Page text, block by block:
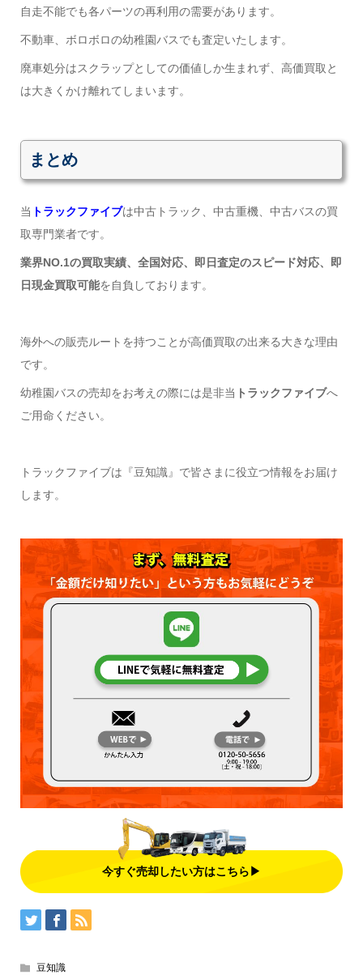
自走不能でも各パーツの再利用の需要があります。
不動車、ボロボロの幼稚園バスでも査定いたします。
廃車処分はスクラップとしての価値しか生まれず、高価買取と
は大きくかけ離れてしまいます。
まとめ
当 トラックファイブは中古トラック、中古重機、中古バスの買
取専門業者です。
業界NO.1の買取実績、全国対応、即日査定のスピード対応、即
日現金買取可能を自負しております。
海外への販売ルートを持つことが高価買取の出来る大きな理由
です。
幼稚園バスの売却をお考えの際には是非当 トラックファイブへ
ご用命ください。
トラックファイブは『豆知識』で皆さまに役立つ情報をお届け
します。
今すぐ売却したい方はこちら▶
豆知識